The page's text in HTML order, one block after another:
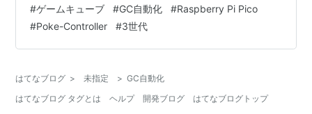
ト」をPoke-Controlleでも動かせるようにしたというだ
けの記事です。） note.com
#ゲームキューブ #GC自動化 #Raspberry Pi Pico
#Poke-Controller #3世代
はてなブログ > 未指定 > GC自動化
はてなブログ タグとは
ヘルプ 開発ブログ
はてなブログトップ